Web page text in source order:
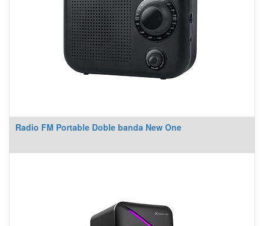
Radio FM Portable Doble banda New One